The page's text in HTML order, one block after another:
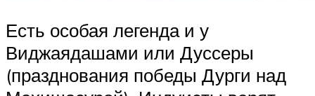
Есть особая легенда и у
Виджаядашами или Дуссеры
(празднования победы Дурги над